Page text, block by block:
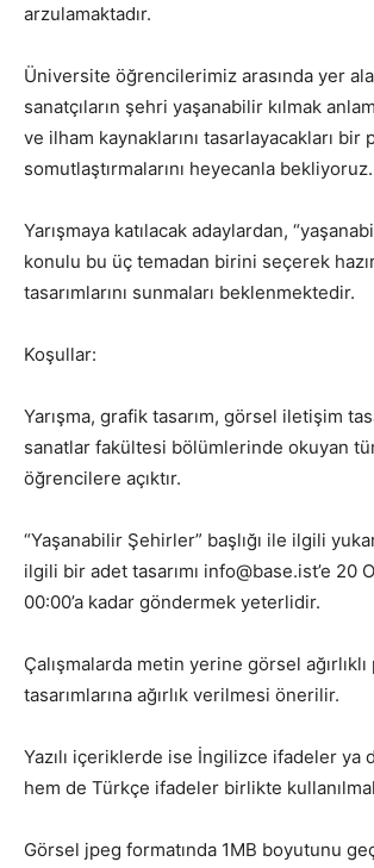
arzulamaktadır.
Üniversite öğrencilerimiz arasında yer
sanatçıların şehri yaşanabilir kılmak
ve ilham kaynaklarını tasarlayacakları bir
somutlaştırmalarını heyecanla bekliyoruz.
Yarışmaya katılacak adaylardan,
konulu bu üç temadan birini seçerek
tasarımlarını sunmaları beklenmektedir.
Koşullar:
Yarışma, grafik tasarım, görsel iletişim
sanatlar fakültesi bölümlerinde okuyan
öğrencilere açıktır.
“Yaşanabilir Şehirler” başlığı ile ilgili
ilgili bir adet tasarımı info@base.ist’e 20
00:00’a kadar göndermek yeterlidir.
Çalışmalarda metin yerine görsel
tasarımlarına ağırlık verilmesi önerilir.
Yazılı içeriklerde ise İngilizce ifadeler ya
hem de Türkçe ifadeler birlikte
Görsel jpeg formatında 1MB boyutunu